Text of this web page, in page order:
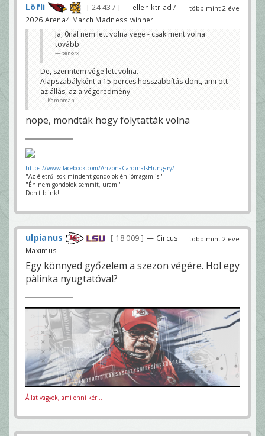
több mint 2 éve
Löfli 24 437
— ellenIktriad /
2026 Arena4 March Madness winner
Ja, 0nál nem lett volna vége - csak ment volna
tovább.
tenorx
De, szerintem vége lett volna.
Alapszabályként a 15 perces hosszabbítás dönt, ami ott
az állás, az a végeredmény.
Kampman
nope, mondták hogy folytatták volna
https://www.facebook.com/ArizonaCardinalsHungary/
"Az életről sok mindent gondolok én jómagam is."
"Én nem gondolok semmit, uram."
Don't blink!
több mint 2 éve
ulpianus 18 009
— Circus
Maximus
Egy könnyed győzelem a szezon végére. Hol egy
pàlinka nyugtatóval?
Állat vagyok, ami enni kér...